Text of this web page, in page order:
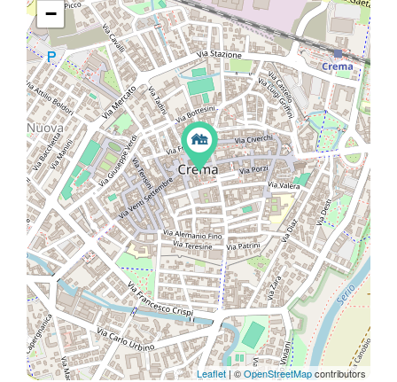
−
Leaflet | ©OpenStreetMapcontributors